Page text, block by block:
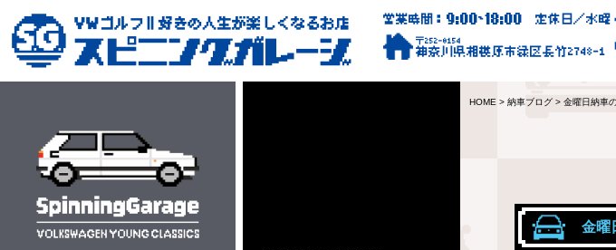
営業時間：9:00~18:00 定休日／水曜
〒252-0154
神奈川県相模原市緑区長竹2748-1
HOME > 納車ブログ > 金曜日納車
金曜